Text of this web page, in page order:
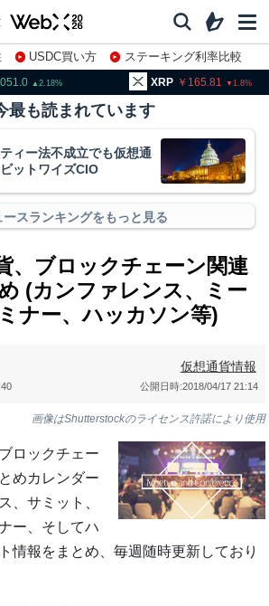
USDC買い方
ステーキング利率比較
XRP 1.8 BNB
最も読まれています
ティー法不成立でも仮想通
ットワイズCIO
ースランキングをもっと見る
、ブロックチェーン関連
(カンファレンス、ミー
ナー、ハッカソン等)
仮想通貨情報
公開日時:2018/04/17 21:14
画像はShutterstockのライセンス許諾により使用
ロックチェー
めカレンダー
、サミット、
ー、そしてハ
情報をまとめ、毎週随時更新しており